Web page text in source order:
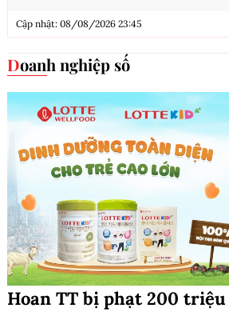
Cập nhật: 08/08/2026 23:45
Doanh nghiệp số
Hoan TT bị phạt 200